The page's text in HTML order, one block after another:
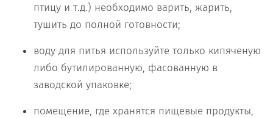
птицу и т.д.) необходимо варить, жарить,
тушить до полной готовности;
воду для питья используйте только кипяченую
либо бутилированную, фасованную в
заводской упаковке;
помещение, где хранятся пищевые продукты,